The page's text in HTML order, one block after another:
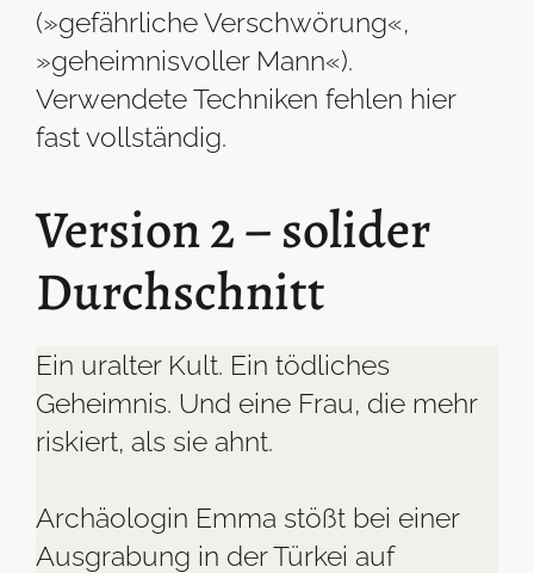
(»gefährliche Verschwörung«,
»geheimnisvoller Mann«).
Verwendete Techniken fehlen hier
fast vollständig.
Version 2 – solider
Durchschnitt
Ein uralter Kult. Ein tödliches
Geheimnis. Und eine Frau, die mehr
riskiert, als sie ahnt.
Archäologin Emma stößt bei einer
Ausgrabung in der Türkei auf